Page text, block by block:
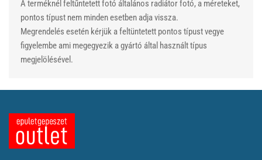
A terméknél feltűntetett fotó általános radiátor fotó, a méreteket,
pontos típust nem minden esetben adja vissza.
Megrendelés esetén kérjük a feltüntetett pontos típust vegye
figyelembe ami megegyezik a gyártó által használt típus
megjelölésével.